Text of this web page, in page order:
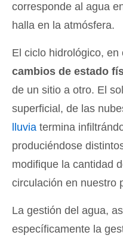
corresponde al agua
halla en la atmósfera.
El ciclo hidrológico,
cambios de estado
de un sitio a otro. El
superficial, de las
lluvia termina
produciéndose
modifique la cantidad
circulación en nuestro
La gestión del agua,
específicamente la